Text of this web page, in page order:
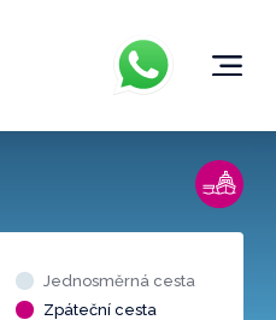
Jednosměrná cesta
Zpáteční cesta